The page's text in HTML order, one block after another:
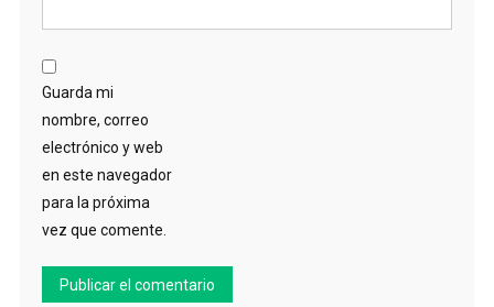
Guarda mi
nombre, correo
electrónico y web
en este navegador
para la próxima
vez que comente.